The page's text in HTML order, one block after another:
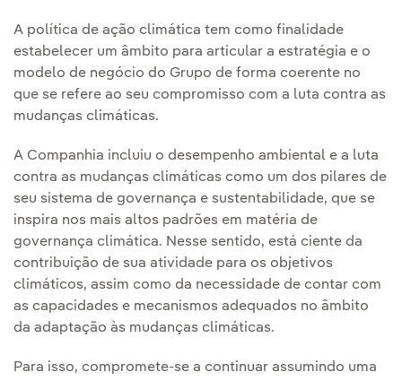
A política de ação climática tem como finalidade
estabelecer um âmbito para articular a estratégia e o
modelo de negócio do Grupo de forma coerente no
que se refere ao seu compromisso com a luta contra as
mudanças climáticas.
A Companhia incluiu o desempenho ambiental e a luta
contra as mudanças climáticas como um dos pilares de
seu sistema de governança e sustentabilidade, que se
inspira nos mais altos padrões em matéria de
governança climática. Nesse sentido, está ciente da
contribuição de sua atividade para os objetivos
climáticos, assim como da necessidade de contar com
as capacidades e mecanismos adequados no âmbito
da adaptação às mudanças climáticas.
Para isso, compromete-se a continuar assumindo uma